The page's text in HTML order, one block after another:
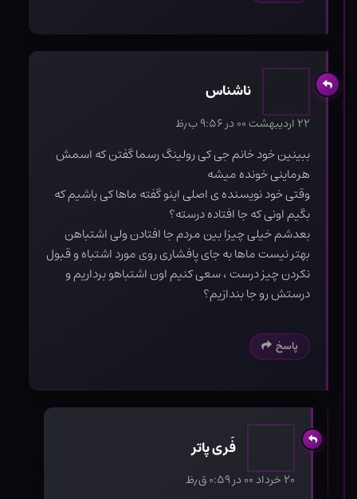
ناشناس
۲۲ اردیبهشت ۰۰ در ۹:۵۶ ب٫ظ
ببینین خود خانم جی کی رولینگ رسما گفتن که اسمش
هرماینی خونده میشه
وقتی خود نویسنده ی اصلی اینو گفته ماها کی باشیم که
بگیم اونی که جا افتاده درسته؟
بعدشم خیلی چیزا بین مردم جا افتادن ولی اشتباهن
بهتر نیست ماها به جای پافشاری روی مورد اشتباه و قبول
نکردن چیز درست ، سعی کنیم اون اشتباهو برداریم و
درستش رو جا بندازیم؟
پاسخ
فَری پاتر
۲۰ خرداد ۰۰ در ۰:۵۹ ق٫ظ